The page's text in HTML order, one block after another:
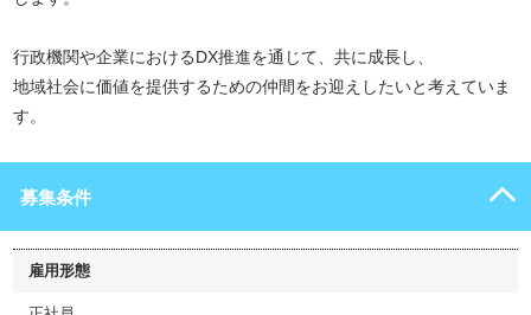
行政機関や企業におけるDX推進を通じて、共に成長し、
地域社会に価値を提供するための仲間をお迎えしたいと考えていま
す。
募集条件
雇用形態